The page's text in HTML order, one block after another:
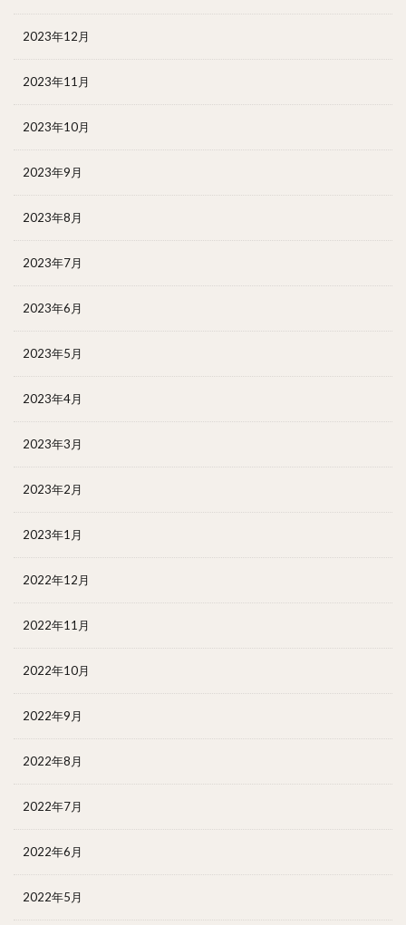
2023年12月
2023年11月
2023年10月
2023年9月
2023年8月
2023年7月
2023年6月
2023年5月
2023年4月
2023年3月
2023年2月
2023年1月
2022年12月
2022年11月
2022年10月
2022年9月
2022年8月
2022年7月
2022年6月
2022年5月